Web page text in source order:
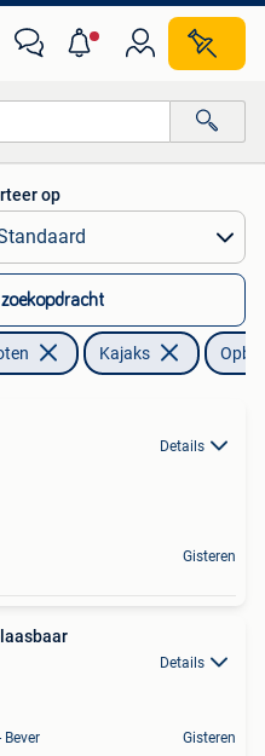
op
Kajaks
Details
Gisteren
Details
Bever Gisteren